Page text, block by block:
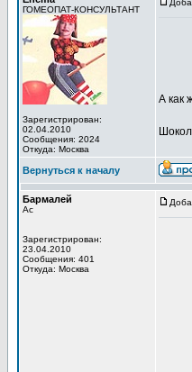
ГОМЕОПАТ-КОНСУЛЬТАНТ
Зарегистрирован:
02.04.2010
Сообщения: 2024
Откуда: Москва
А как
Вернуться к началу
Бармалей
Ас
Зарегистрирован:
23.04.2010
Сообщения: 401
Откуда: Москва